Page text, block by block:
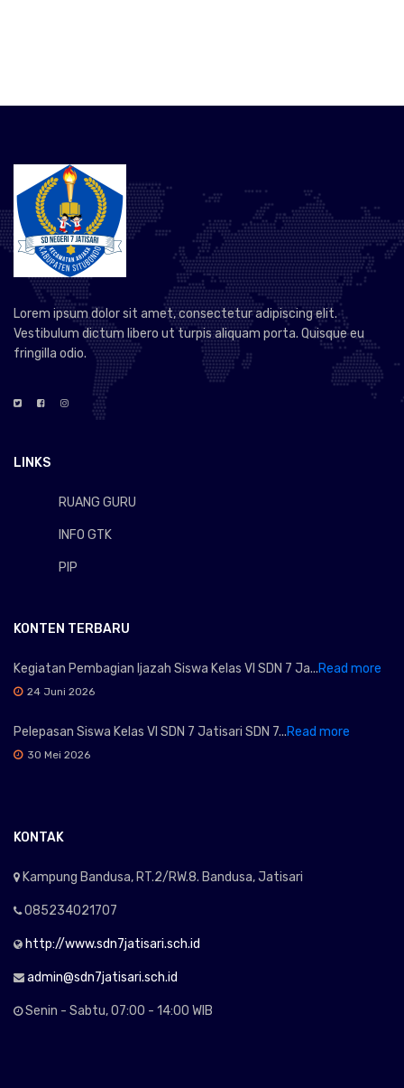
Lorem ipsum dolor sit amet, consectetur adipiscing elit.
Vestibulum dictum libero ut turpis aliquam porta. Quisque eu
fringilla odio.
LINKS
RUANG GURU
INFO GTK
PIP
KONTEN TERBARU
Kegiatan Pembagian Ijazah Siswa Kelas VI SDN 7 Ja...Read more
24 Juni 2026
Pelepasan Siswa Kelas VI SDN 7 Jatisari SDN 7...Read more
30 Mei 2026
KONTAK
Kampung Bandusa, RT.2/RW.8. Bandusa, Jatisari
085234021707
http://www.sdn7jatisari.sch.id
admin@sdn7jatisari.sch.id
Senin - Sabtu, 07:00 - 14:00 WIB